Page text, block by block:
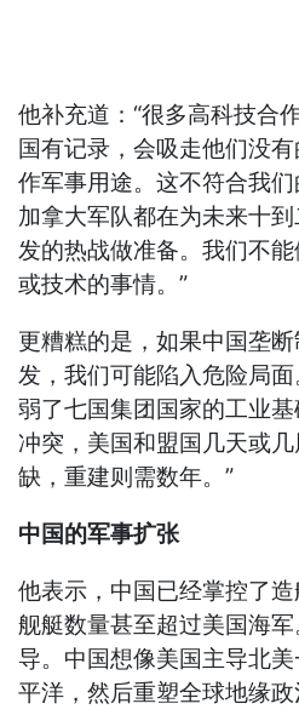
他补充道：“很多高科技合
国有记录，会吸走他们没
作军事用途。这不符合我
加拿大军队都在为未来十
发的热战做准备。我们不
或技术的事情。”
更糟糕的是，如果中国垄
发，我们可能陷入危险局面
弱了七国集团国家的工业
冲突，美国和盟国几天或
缺，重建则需数年。”
中国的军事扩张
他表示，中国已经掌控了
舰艇数量甚至超过美国海
导。中国想像美国主导北
平洋，然后重塑全球地缘政